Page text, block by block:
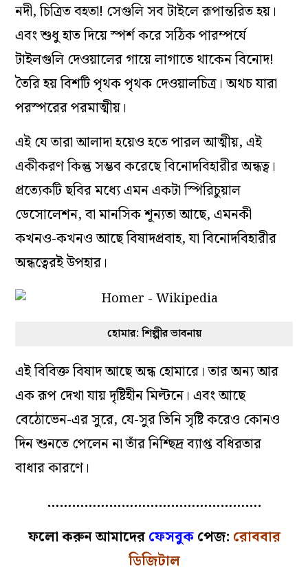
নদী, চিত্রিত বহতা! সেগুলি সব টাইলে রূপান্তরিত হয়।
এবং শুধু হাত দিয়ে স্পর্শ করে সঠিক পারম্পর্যে
টাইলগুলি দেওয়ালের গায়ে লাগাতে থাকেন বিনোদ!
তৈরি হয় বিশটি পৃথক পৃথক দেওয়ালচিত্র। অথচ যারা
পরস্পরের পরমাত্মীয়।
এই যে তারা আলাদা হয়েও হতে পারল আত্মীয়, এই
একীকরণ কিন্তু সম্ভব করেছে বিনোদবিহারীর অন্ধত্ব।
প্রত‌্যেকটি ছবির মধ‌্যে এমন একটা স্পিরিচুয়াল
ডেসোলেশন, বা মানসিক শূন‌্যতা আছে, এমনকী
কখনও-কখনও আছে বিষাদপ্রবাহ, যা বিনোদবিহারীর
অন্ধত্বেরই উপহার।
হোমার: শিল্পীর ভাবনায়
এই বিবিক্ত বিষাদ আছে অন্ধ হোমারে। তার অন‌্য আর
এক রূপ দেখা যায় দৃষ্টিহীন মিল্টনে। এবং আছে
বেঠোভেন-এর সুরে, যে-সুর তিনি সৃষ্টি করেও কোনও
দিন শুনতে পেলেন না তাঁর নিশ্ছিদ্র ব‌্যাপ্ত বধিরতার
বাধার কারণে।
…………………………………………….
ফলো করুন আমাদেরফেসবুকপেজ: রোববার
ডিজিটাল